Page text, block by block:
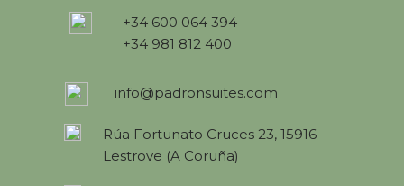
+34 600 064 394 –
+34 981 812 400
info@padronsuites.com
Rúa Fortunato Cruces 23, 15916 –
Lestrove (A Coruña)